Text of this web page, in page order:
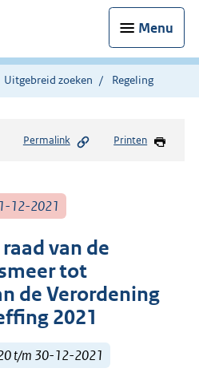
Menu
Uitgebreid zoeken Regeling
Permalink Printen
12-2021
van de
tot
de Verordening
2021
t/m 30-12-2021